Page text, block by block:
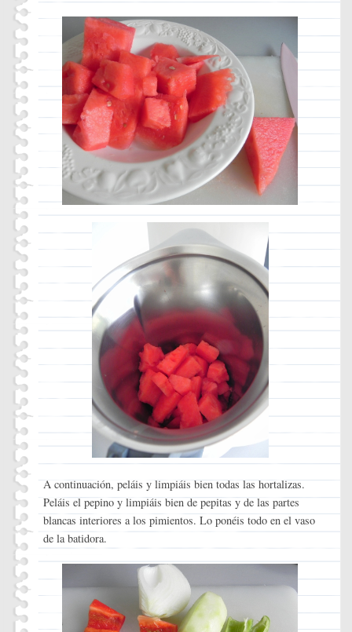
A continuación, peláis y limpiáis bien todas las hortalizas.
Peláis el pepino y limpiáis bien de pepitas y de las partes
blancas interiores a los pimientos. Lo ponéis todo en el vaso
de la batidora.